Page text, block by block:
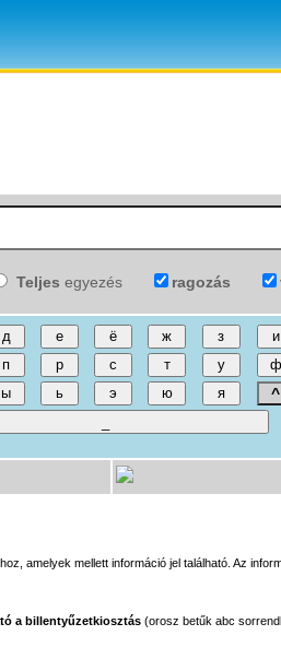
Teljes egyezés ragozás
amelyek mellett információ jel található. Az
a billentyűzetkiosztás (orosz betűk abc